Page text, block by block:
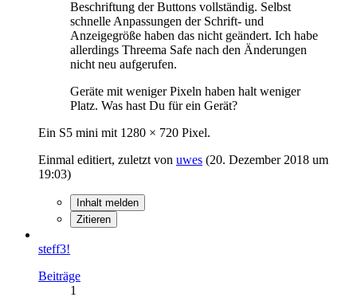
Beschriftung der Buttons vollständig. Selbst
schnelle Anpassungen der Schrift- und
Anzeigegröße haben das nicht geändert. Ich habe
allerdings Threema Safe nach den Änderungen
nicht neu aufgerufen.
Geräte mit weniger Pixeln haben halt weniger
Platz. Was hast Du für ein Gerät?
Ein S5 mini mit 1280 × 720 Pixel.
Einmal editiert, zuletzt von uwes (20. Dezember 2018 um
19:03)
Inhalt melden
Zitieren
steff3!
Beiträge
1